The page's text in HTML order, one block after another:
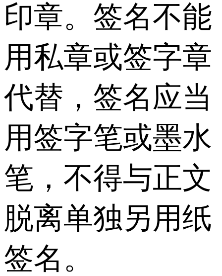
印章。签名不能
用私章或签字章
代替，签名应当
用签字笔或墨水
笔，不得与正文
脱离单独另用纸
签名。